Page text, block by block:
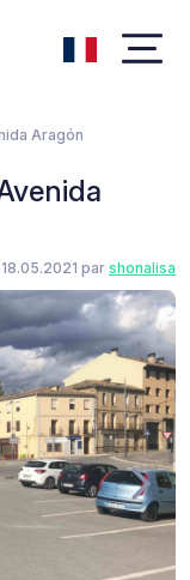
Aragón
parshonalisa